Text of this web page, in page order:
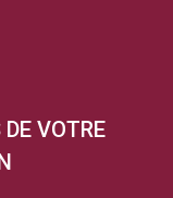
VOTRE